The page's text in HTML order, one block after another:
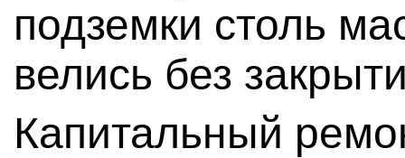
подземки столь
велись без
Капитальный